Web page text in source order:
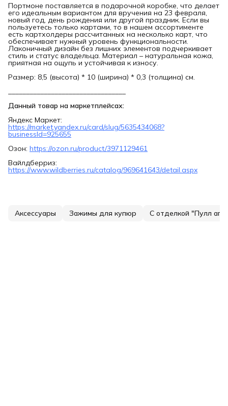
Портмоне поставляется в подарочной коробке, что делает
его идеальным вариантом для вручения на 23 февраля,
новый год, день рождения или другой праздник. Если вы
пользуетесь только картами, то в нашем ассортименте
есть картхолдеры рассчитанных на несколько карт, что
обеспечивает нужный уровень функциональности.
Лаконичный дизайн без лишних элементов подчеркивает
стиль и статус владельца. Материал – натуральная кожа,
приятная на ощупь и устойчивая к износу.
Размер: 8,5 (высота) * 10 (ширина) * 0,3 (толщина) см.
Данный товар на маркетплейсах:
Яндекс Маркет:
https://market.yandex.ru/card/slug/5635434068?
businessId=925655
Озон: https://ozon.ru/product/3971129461
Вайлдберриз:
https://www.wildberries.ru/catalog/969641643/detail.aspx
Аксессуары Зажимы для купюр С отделкой "Пулл ап"